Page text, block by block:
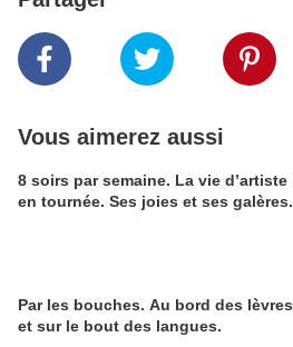
Vous aimerez aussi
8 soirs par semaine. La vie d’artiste
en tournée. Ses joies et ses galères.
Par les bouches. Au bord des lèvres
et sur le bout des langues.